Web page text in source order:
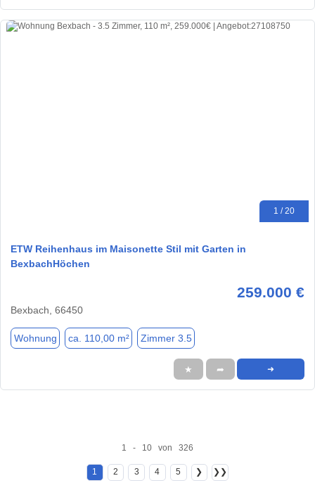
1 / 20
ETW Reihenhaus im Maisonette Stil mit Garten in
BexbachHöchen
259.000 €
Bexbach, 66450
Wohnung ca. 110,00 m² Zimmer 3.5
★ ➦ ➜
1 - 10 von 326
1 2 3 4 5 ❯ ❯❯